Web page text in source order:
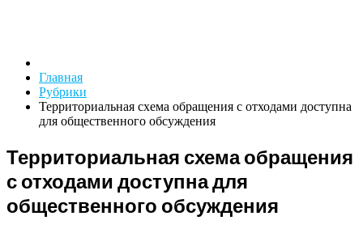
Главная
Рубрики
Территориальная схема обращения с отходами доступна
для общественного обсуждения
Территориальная схема обращения
с отходами доступна для
общественного обсуждения